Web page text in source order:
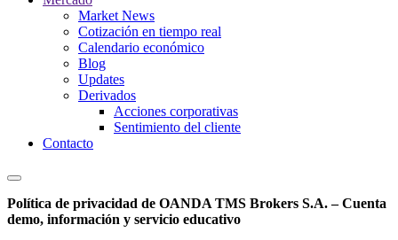
Market News
Cotización en tiempo real
Calendario económico
Blog
Updates
Derivados
Acciones corporativas
Sentimiento del cliente
Contacto
Política de privacidad de OANDA TMS Brokers S.A. – Cuenta
demo, información y servicio educativo